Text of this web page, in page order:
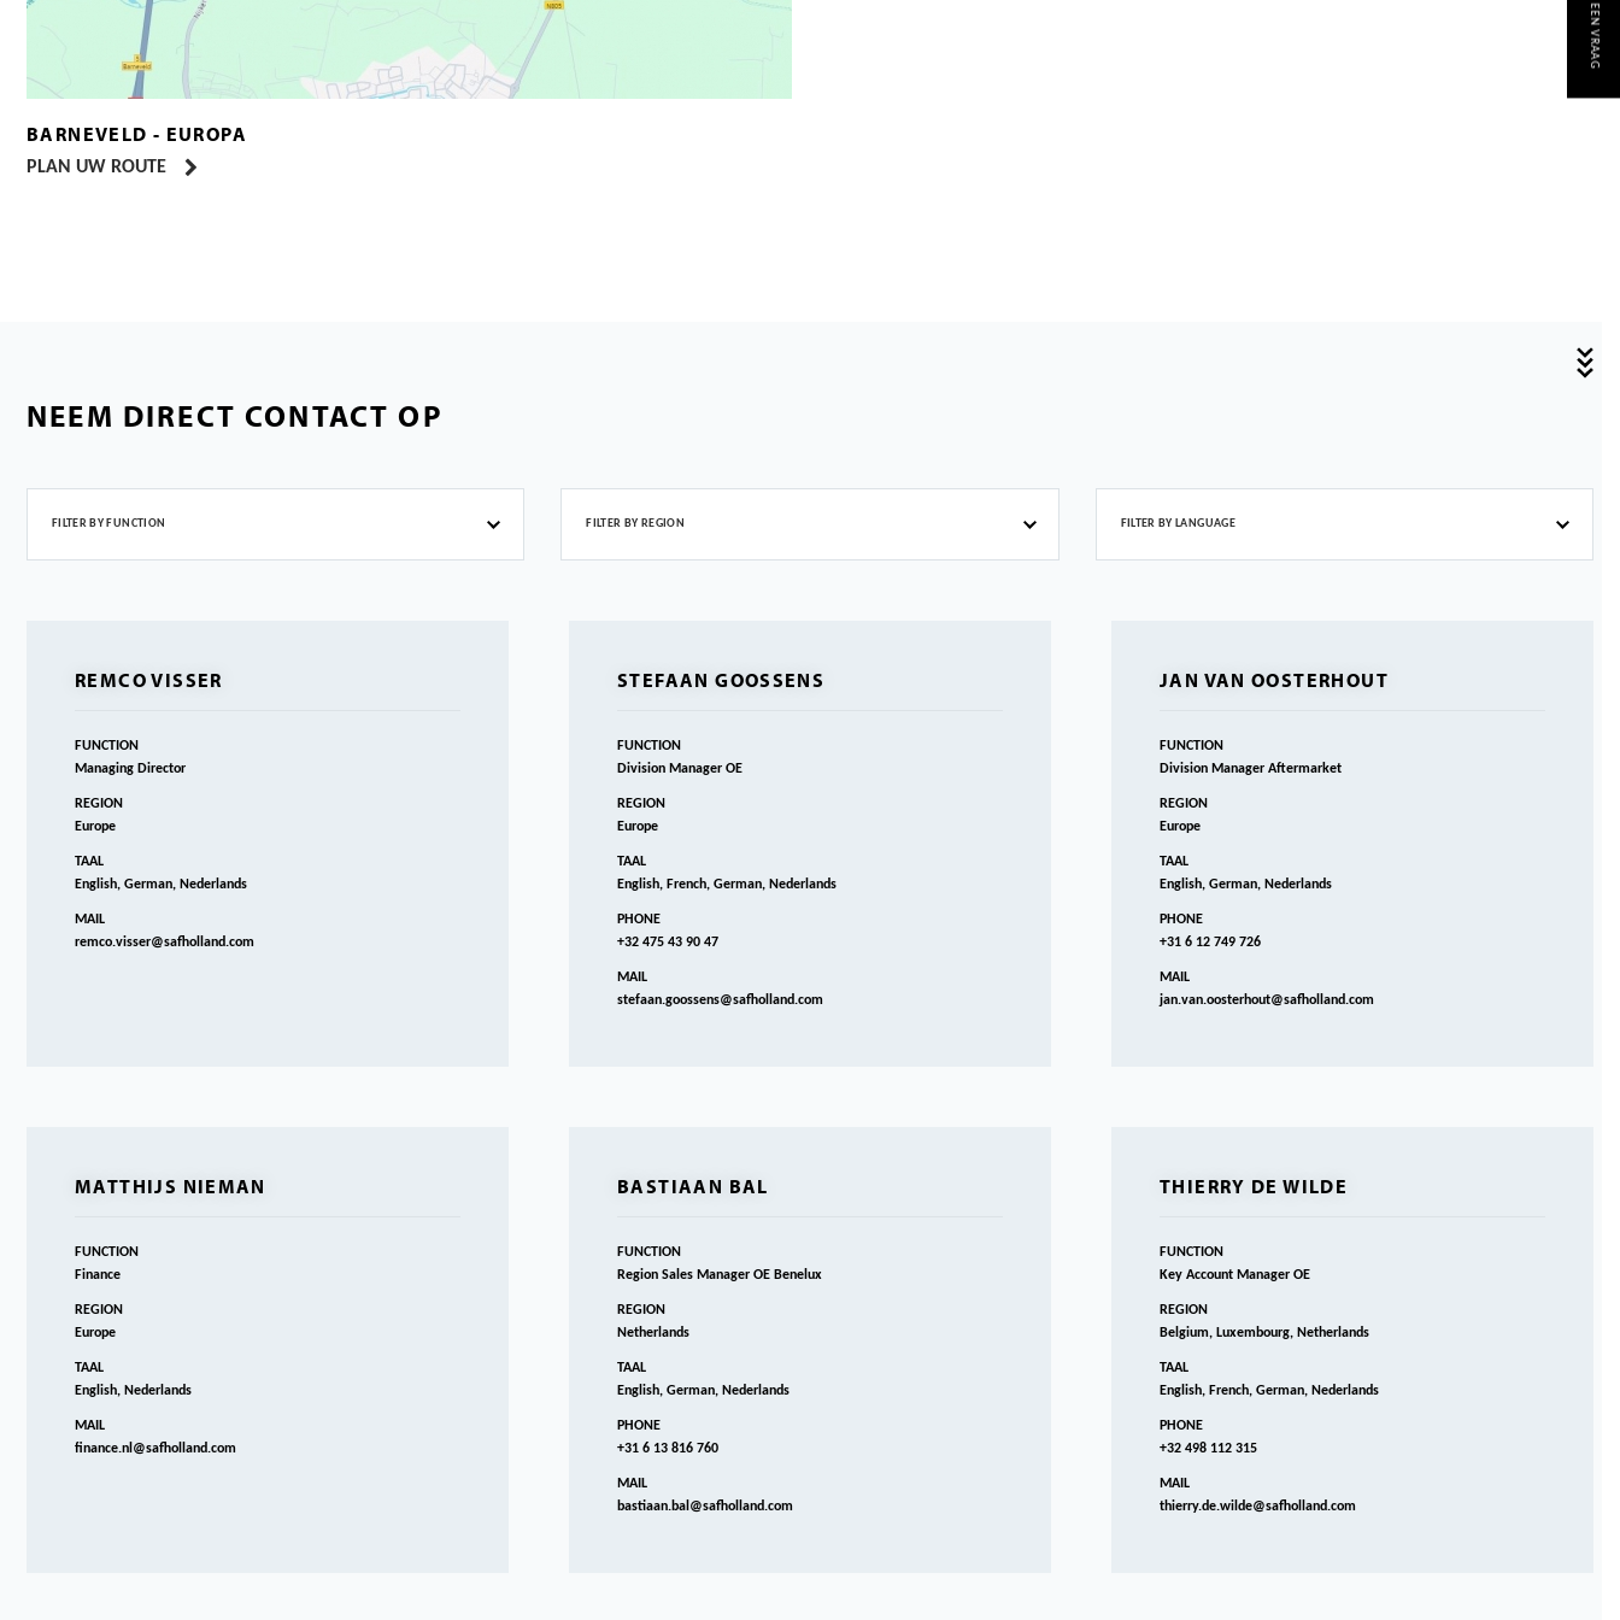
BARNEVELD - EUROPA
PLAN UW ROUTE
NEEM DIRECT CONTACT OP
FILTER BY FUNCTION FILTER BY REGION FILTER BY LANGUAGE
REMCO VISSER
FUNCTION
Managing Director
REGION
Europe
TAAL
English, German, Nederlands
MAIL
remco.visser@safholland.com
STEFAAN GOOSSENS
FUNCTION
Division Manager OE
REGION
Europe
TAAL
English, French, German, Nederlands
PHONE
+32 475 43 90 47
MAIL
stefaan.goossens@safholland.com
JAN VAN OOSTERHOUT
FUNCTION
Division Manager Aftermarket
REGION
Europe
TAAL
English, German, Nederlands
PHONE
+31 6 12 749 726
MAIL
jan.van.oosterhout@safholland.com
MATTHIJS NIEMAN
FUNCTION
Finance
REGION
Europe
TAAL
English, Nederlands
MAIL
finance.nl@safholland.com
BASTIAAN BAL
FUNCTION
Region Sales Manager OE Benelux
REGION
Netherlands
TAAL
English, German, Nederlands
PHONE
+31 6 13 816 760
MAIL
bastiaan.bal@safholland.com
THIERRY DE WILDE
FUNCTION
Key Account Manager OE
REGION
Belgium, Luxembourg, Netherlands
TAAL
English, French, German, Nederlands
PHONE
+32 498 112 315
MAIL
thierry.de.wilde@safholland.com
STEL EEN VRAAG